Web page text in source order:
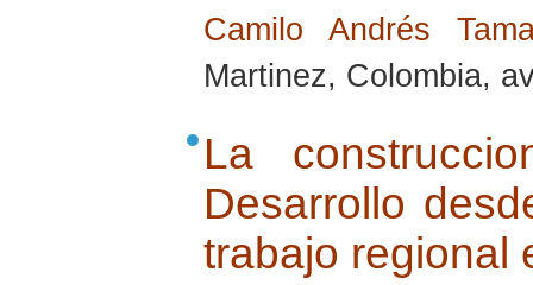
Camilo Andrés
Martinez, Colombia,
La
Desarrollo
trabajo regional